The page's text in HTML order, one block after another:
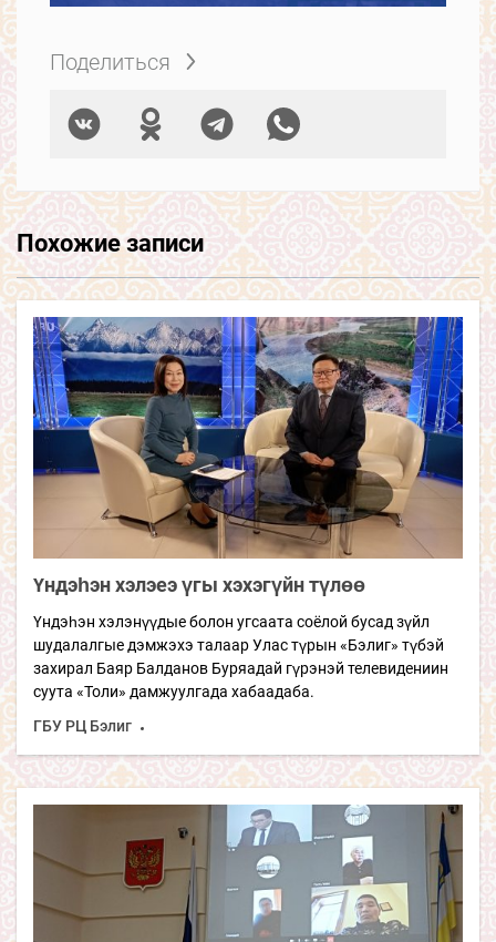
Поделиться
Похожие записи
Үндэһэн хэлэеэ үгы хэхэгүйн түлөө
Үндэһэн хэлэнүүдые болон угсаата соёлой бусад зүйл
шудалалгые дэмжэхэ талаар Улас түрын «Бэлиг» түбэй
захирал Баяр Балданов Буряадай гүрэнэй телевидениин
суута «Толи» дамжуулгада хабаадаба.
ГБУ РЦ Бэлиг